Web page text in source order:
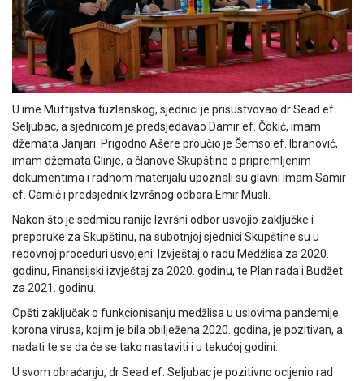
U ime Muftijstva tuzlanskog, sjednici je prisustvovao dr Sead ef.
Seljubac, a sjednicom je predsjedavao Damir ef. Čokić, imam
džemata Janjari. Prigodno Ašere proučio je Šemso ef. Ibranović,
imam džemata Glinje, a članove Skupštine o pripremljenim
dokumentima i radnom materijalu upoznali su glavni imam Samir
ef. Camić i predsjednik Izvršnog odbora Emir Musli.
Nakon što je sedmicu ranije Izvršni odbor usvojio zaključke i
preporuke za Skupštinu, na subotnjoj sjednici Skupštine su u
redovnoj proceduri usvojeni: Izvještaj o radu Medžlisa za 2020.
godinu, Finansijski izvještaj za 2020. godinu, te Plan rada i Budžet
za 2021. godinu.
Opšti zaključak o funkcionisanju medžlisa u uslovima pandemije
korona virusa, kojim je bila obilježena 2020. godina, je pozitivan, a
nadati te se da će se tako nastaviti i u tekućoj godini.
U svom obraćanju, dr Sead ef. Seljubac je pozitivno ocijenio rad